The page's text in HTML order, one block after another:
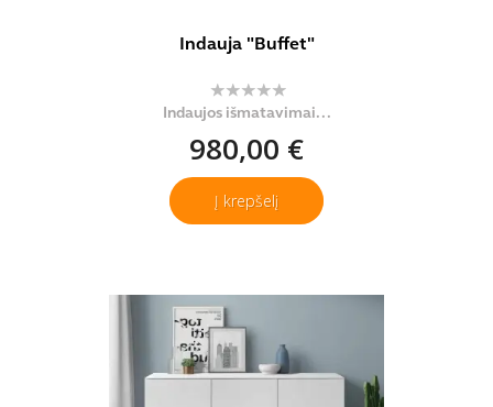
Indauja "Buffet"
Indaujos išmatavimai...
980,00 €
Į krepšelį